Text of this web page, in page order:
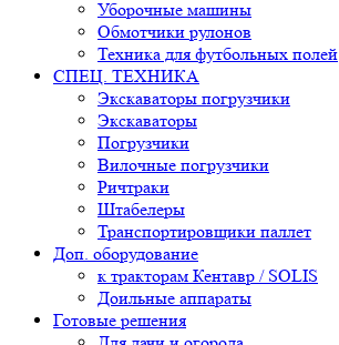
Уборочные машины
Обмотчики рулонов
Техника для футбольных полей
СПЕЦ. ТЕХНИКА
Экскаваторы погрузчики
Экскаваторы
Погрузчики
Вилочные погрузчики
Ричтраки
Штабелеры
Транспортировщики паллет
Доп. оборудование
к тракторам Кентавр / SOLIS
Доильные аппараты
Готовые решения